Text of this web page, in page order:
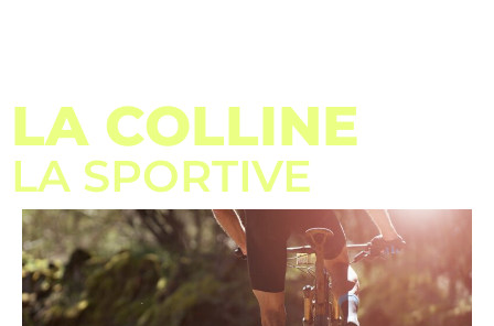
LA COLLINE
LA SPORTIVE